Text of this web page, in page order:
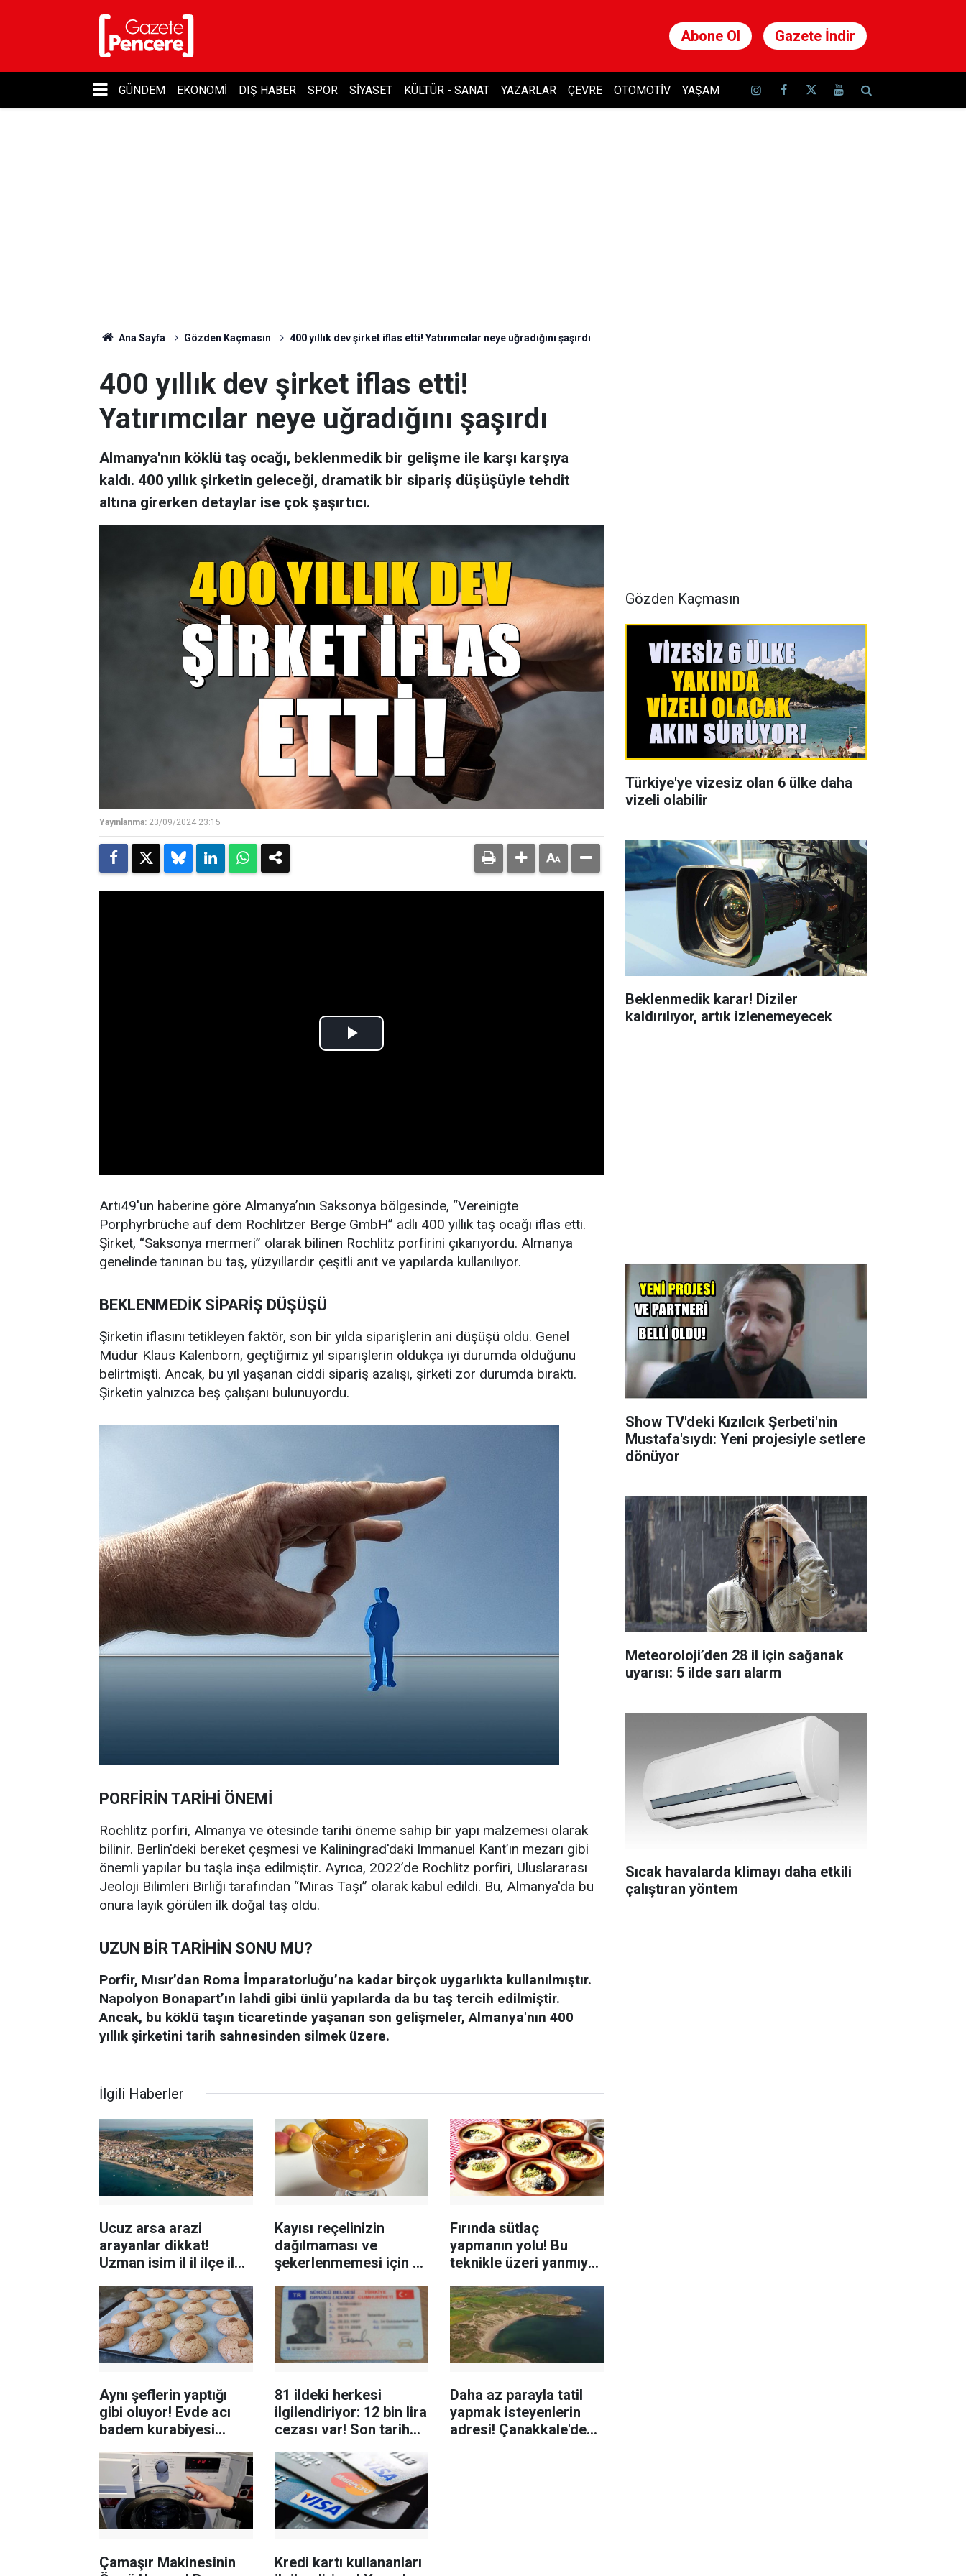
Abone Ol Gazete İndir
GÜNDEM EKONOMI DIŞ HABER SPOR SIYASET KÜLTÜR - SANAT YAZARLAR ÇEVRE OTOMOTIV YAŞAM
Ana Sayfa Gözden Kaçmasın 400 yıllık dev şirket iflas etti! Yatırımcılar neye uğradığını şaşırdı
400 yıllık dev şirket iflas etti!
Yatırımcılar neye uğradığını şaşırdı
Almanya'nın köklü taş ocağı, beklenmedik bir gelişme ile karşı karşıya
kaldı. 400 yıllık şirketin geleceği, dramatik bir sipariş düşüşüyle tehdit
altına girerken detaylar ise çok şaşırtıcı.
Yayınlanma: 23/09/2024 23:15
Artı49'un haberine göre Almanya’nın Saksonya bölgesinde, “Vereinigte
Porphyrbrüche auf dem Rochlitzer Berge GmbH” adlı 400 yıllık taş ocağı iflas etti.
Şirket, “Saksonya mermeri” olarak bilinen Rochlitz porfirini çıkarıyordu. Almanya
genelinde tanınan bu taş, yüzyıllardır çeşitli anıt ve yapılarda kullanılıyor.
BEKLENMEDİK SİPARİŞ DÜŞÜŞÜ
Şirketin iflasını tetikleyen faktör, son bir yılda siparişlerin ani düşüşü oldu. Genel
Müdür Klaus Kalenborn, geçtiğimiz yıl siparişlerin oldukça iyi durumda olduğunu
belirtmişti. Ancak, bu yıl yaşanan ciddi sipariş azalışı, şirketi zor durumda bıraktı.
Şirketin yalnızca beş çalışanı bulunuyordu.
PORFİRİN TARİHİ ÖNEMİ
Rochlitz porfiri, Almanya ve ötesinde tarihi öneme sahip bir yapı malzemesi olarak
bilinir. Berlin'deki bereket çeşmesi ve Kaliningrad'daki Immanuel Kant’ın mezarı gibi
önemli yapılar bu taşla inşa edilmiştir. Ayrıca, 2022’de Rochlitz porfiri, Uluslararası
Jeoloji Bilimleri Birliği tarafından “Miras Taşı” olarak kabul edildi. Bu, Almanya'da bu
onura layık görülen ilk doğal taş oldu.
UZUN BİR TARİHİN SONU MU?
Porfir, Mısır’dan Roma İmparatorluğu’na kadar birçok uygarlıkta kullanılmıştır.
Napolyon Bonapart’ın lahdi gibi ünlü yapılarda da bu taş tercih edilmiştir.
Ancak, bu köklü taşın ticaretinde yaşanan son gelişmeler, Almanya'nın 400
yıllık şirketini tarih sahnesinden silmek üzere.
İlgili Haberler
Ucuz arsa arazi
arayanlar dikkat!
Uzman isim il il ilçe ilçe
Kayısı reçelinizin
dağılmaması ve
şekerlenmemesi için bu
denemelisiniz:
Fırında sütlaç
yapmanın yolu! Bu
teknikle üzeri yanmıyor
Aynı şeflerin yaptığı
gibi oluyor! Evde acı
badem kurabiyesi
81 ildeki herkesi
ilgilendiriyor: 12 bin lira
cezası var! Son tarih
duyuruldu
Daha az parayla tatil
yapmak isteyenlerin
adresi! Çanakkale'deki
Çamaşır Makinesinin
Kredi kartı kullananları
Gözden Kaçmasın
Türkiye'ye vizesiz olan 6 ülke daha
vizeli olabilir
Beklenmedik karar! Diziler
kaldırılıyor, artık izlenemeyecek
Show TV'deki Kızılcık Şerbeti'nin
Mustafa'sıydı: Yeni projesiyle setlere
dönüyor
Meteoroloji’den 28 il için sağanak
uyarısı: 5 ilde sarı alarm
Sıcak havalarda klimayı daha etkili
çalıştıran yöntem